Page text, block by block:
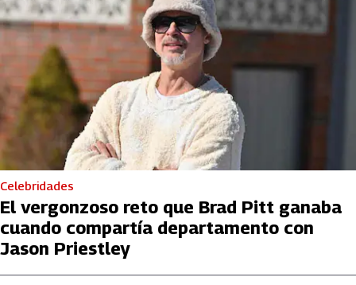
Celebridades
El vergonzoso reto que Brad Pitt ganaba
cuando compartía departamento con
Jason Priestley